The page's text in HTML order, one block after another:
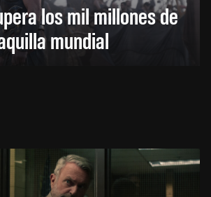
los mil millones de
mundial